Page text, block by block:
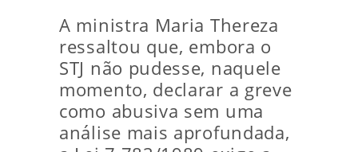
A ministra Maria Thereza
ressaltou que, embora o
STJ não pudesse, naquele
momento, declarar a greve
como abusiva sem uma
análise mais aprofundada,